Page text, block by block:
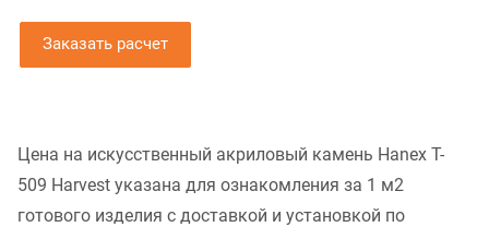
Заказать расчет
Цена на искусственный акриловый камень Hanex T-
509 Harvest указана для ознакомления за 1 м2
готового изделия с доставкой и установкой по